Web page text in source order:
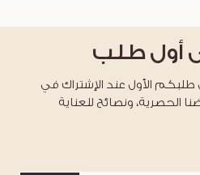
أول طلب
على خصم %10 على طلبكم الأول عند الإشتراك في
الحصرية، ونصائح للعناية